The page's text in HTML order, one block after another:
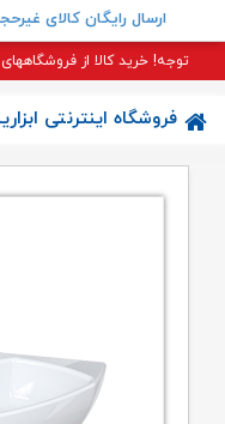
ارسال رایگان کالای غیرحجیم
توجه! خرید کالا از
فروشگاه اینترنتی